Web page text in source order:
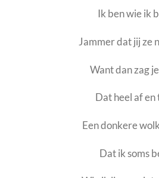
Ik ben wie ik
Jammer dat jij ze
Want dan zag
Dat heel af en
Een donkere
Dat ik soms